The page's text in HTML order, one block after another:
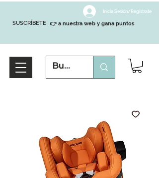
SUSCRÍBETE
Inicia Sesión/Regístrate
👉 a nuestra web y gana puntos